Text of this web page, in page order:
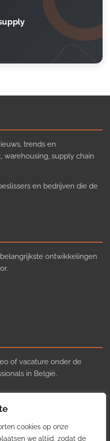
cookies op onze
we altijd, zodat de
trends en
warehousing, supply chain
en bedrijven die de
ontwikkelingen
of vacature onder de
in België.